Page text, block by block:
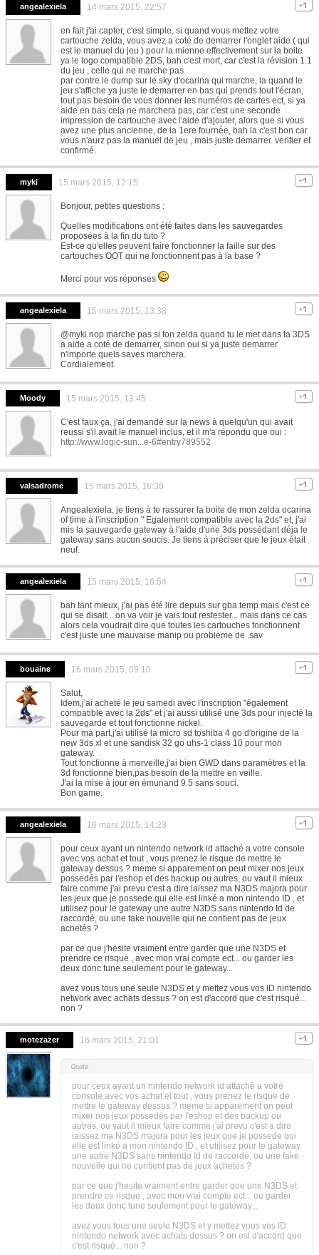
angealexiela 14 mars 2015, 22:57
en fait j'ai capter, c'est simple, si quand vous mettez votre
cartouche zelda, vous avez a coté de demarrer l'onglet aide ( qui
est le manuel du jeu ) pour la mienne effectivement sur la boite
ya le logo compatible 2DS, bah c'est mort, car c'est la révision 1.1
du jeu , celle qui ne marche pas.
par contre le dump sur le sky d'ocarina qui marche, la quand le
jeu s'affiche ya juste le demarrer en bas qui prends tout l'écran,
tout pas besoin de vous donner les numéros de cartes ect, si ya
aide en bas cela ne marchera pas, car c'est une seconde
impression de cartouche avec l'aide d'ajouter, alors que si vous
avez une plus ancienne, de la 1ere fournée, bah la c'est bon car
vous n'aurz pas la manuel de jeu , mais juste demarrer. verifier et
confirmé.
myki 15 mars 2015, 12:15
Bonjour, petites questions :
Quelles modifications ont été faites dans les sauvegardes
proposées à la fin du tuto ?
Est-ce qu'elles peuvent faire fonctionner la faille sur des
cartouches OOT qui ne fonctionnent pas à la base ?
Merci pour vos réponses
angealexiela 15 mars 2015, 13:38
@myki nop marche pas si ton zelda quand tu le met dans ta 3DS
a aide a coté de demarrer, sinon oui si ya juste demarrer
n'importe quels saves marchera.
Cordialement.
Moody 15 mars 2015, 13:45
C'est faux ça, j'ai demandé sur la news à quelqu'un qui avait
reussi s'il avait le manuel inclus, et il m'a répondu que oui :
http://www.logic-sun...e-6#entry789552
valsadrome 15 mars 2015, 16:38
Angealexiela, je tiens à te rassurer la boite de mon zelda ocarina
of time à l'inscription " Egalement compatible avec la 2ds" et, j'ai
mis la sauvegarde gateway à l'aide d'une 3ds possédant déja le
gateway sans aucun soucis. Je tiens à préciser que le jeux était
neuf.
angealexiela 15 mars 2015, 16:54
bah tant mieux, j'ai pas été lire depuis sur gba.temp mais c'est ce
qui se disait... on va voir je vais tout restester... mais dans ce cas
alors cela voudrait dire que toutes les cartouches fonctionnent
c'est juste une mauvaise manip ou probleme de .sav
bouaine 16 mars 2015, 09:10
Salut,
Idem,j'ai acheté le jeu samedi avec l'inscription "également
compatible avec la 2ds" et j'ai aussi utilisé une 3ds pour injecté la
sauvegarde et tout fonctionne nickel.
Pour ma part,j'ai utilisé la micro sd toshiba 4 go d'origine de la
new 3ds xl et une sandisk 32 go uhs-1 class 10 pour mon
gateway.
Tout fonctionne à merveille,j'ai bien GWD dans paramètres et la
3d fonctionne bien,pas besoin de la mettre en veille.
J'ai la mise à jour en émunand 9.5 sans souci.
Bon game.
angealexiela 16 mars 2015, 14:23
pour ceux ayant un nintendo network id attaché a votre console
avec vos achat et tout , vous prenez le risque de mettre le
gateway dessus ? meme si apparement on peut mixer nos jeux
possedés par l'eshop et des backup ou autres, ou vaut il mieux
faire comme j'ai prevu c'est a dire laissez ma N3DS majora pour
les jeux que je possede qui elle est linké a mon nintendo ID , et
utilisez pour le gateway une autre N3DS sans nintendo Id de
raccordé, ou une fake nouvelle qui ne contient pas de jeux
achetés ?
par ce que j'hesite vraiment entre garder que une N3DS et
prendre ce risque , avec mon vrai compte ect... ou garder les
deux donc tune seulement pour le gateway...
avez vous tous une seule N3DS et y mettez vous vos ID nintendo
network avec achats dessus ? on est d'accord que c'est risqué...
non ?
motezazer 16 mars 2015, 21:01
pour ceux ayant un nintendo network id attaché a votre
console avec vos achat et tout , vous prenez le risque de
mettre le gateway dessus ? meme si apparement on peut
mixer nos jeux possedés par l'eshop et des backup ou
autres, ou vaut il mieux faire comme j'ai prevu c'est a dire
laissez ma N3DS majora pour les jeux que je possede qui
elle est linké a mon nintendo ID , et utilisez pour le gateway
une autre N3DS sans nintendo Id de raccordé, ou une fake
nouvelle qui ne contient pas de jeux achetés ?
par ce que j'hesite vraiment entre garder que une N3DS et
prendre ce risque , avec mon vrai compte ect... ou garder
les deux donc tune seulement pour le gateway...
avez vous tous une seule N3DS et y mettez vous vos ID
nintendo network avec achats dessus ? on est d'accord que
c'est risqué... non ?